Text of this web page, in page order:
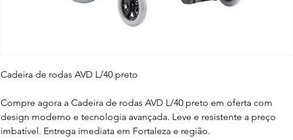
Cadeira de rodas AVD L/40 preto
Compre agora a Cadeira de rodas AVD L/40 preto em oferta com
design moderno e tecnologia avançada. Leve e resistente a preço
imbatível. Entrega imediata em Fortaleza e região.